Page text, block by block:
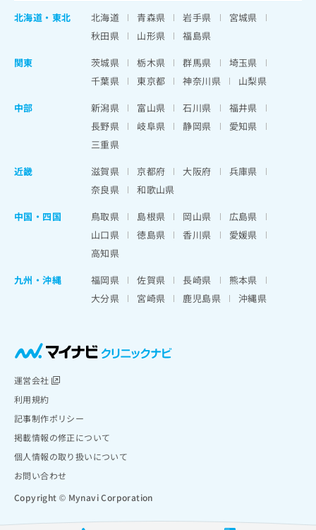
北海道 ・ 東北 北海道 青森県 岩手県
宮城県
秋田県
山形県
福島県
関東
茨城県 栃木県 群馬県
埼玉県
千葉県
東京都 神奈川県
山梨県
中部
新潟県 富山県 石川県
福井県
長野県
岐阜県 静岡県
愛知県
三重県
近畿
滋賀県 京都府 大阪府
兵庫県
奈良県
和歌山県
中国・四国
鳥取県 島根県 岡山県
広島県
山口県
徳島県 香川県
愛媛県
高知県
九州・沖縄
福岡県 佐賀県 長崎県
熊本県
大分県
宮崎県 鹿児島県 沖縄県
運営会社
利用規約
記事制作ポリシー
掲載情報の修正について
個人情報の取り扱いについて
お問い合わせ
Copyright © Mynavi Corporation